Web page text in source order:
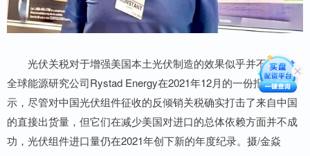
光伏关税对于增强美国本土光伏制造的效果似乎并不显著。
全球能源研究公司Rystad Energy在2021年12月的一份报告显
示，尽管对中国光伏组件征收的反倾销关税确实打击了来自中国
的直接出货量，但它们在减少美国对进口的总体依赖方面并不成
功，光伏组件进口量仍在2021年创下新的年度纪录。摄/金焱